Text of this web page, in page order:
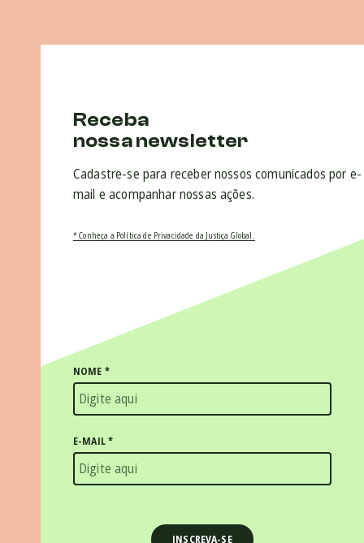
Receba
nossa newsletter
Cadastre-se para receber nossos comunicados por e-
mail e acompanhar nossas ações.
* Conheça a Política de Privacidade da Justiça Global.
NOME *
E-MAIL*